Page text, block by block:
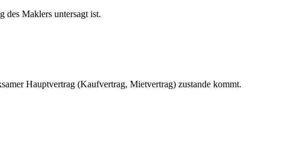
des Maklers untersagt ist.
Hauptvertrag (Kaufvertrag, Mietvertrag) zustande kommt.